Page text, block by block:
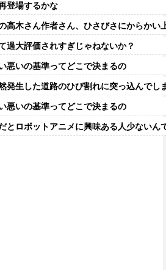
登場するかな
さん作者さん、ひさびさにからかい上手の高木
過大評価されすぎじゃねないか？
悪いの基準ってどこで決まるの
発生した道路のひび割れに突っ込んでし
悪いの基準ってどこで決まるの
とロボットアニメに興味ある人少ないん